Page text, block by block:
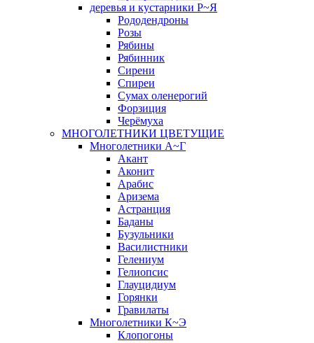
деревья и кустарники Р~Я
Рододендроны
Розы
Рябины
Рябинник
Сирени
Спиреи
Сумах оленерогий
Форзиция
Черёмуха
МНОГОЛЕТНИКИ ЦВЕТУЩИЕ
Многолетники А~Г
Акант
Аконит
Арабис
Аризема
Астранция
Баданы
Бузульники
Василистники
Гелениум
Гелиопсис
Глауцидиум
Горянки
Гравилаты
Многолетники К~Э
Клопогоны